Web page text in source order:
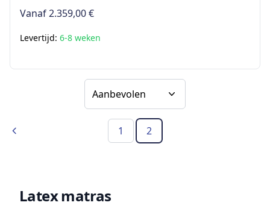
Vanaf2.359,00 €
Levertijd: 6-8 weken
Sorteer op
Vorig 1 2
(Huidige pagina)
Latex matras